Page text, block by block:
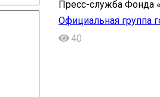
Пресс-служба Фонда
Официальная группа
40